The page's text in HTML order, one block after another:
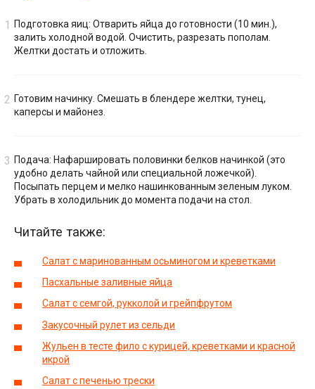
Подготовка яиц: Отварить яйца до готовности (10 мин.),
залить холодной водой. Очистить, разрезать пополам.
Желтки достать и отложить.
Готовим начинку. Смешать в блендере желтки, тунец,
каперсы и майонез.
Подача: Нафаршировать половинки белков начинкой (это
удобно делать чайной или специальной ложечкой).
Посыпать перцем и мелко нашинкованным зеленым луком.
Убрать в холодильник до момента подачи на стол.
Читайте также:
Салат с маринованным осьминогом и креветками
Пасхальные заливные яйца
Салат с семгой, рукколой и грейпфрутом
Закусочный рулет из сельди
Жульен в тесте фило с курицей, креветками и красной
икрой
Салат с печенью трески